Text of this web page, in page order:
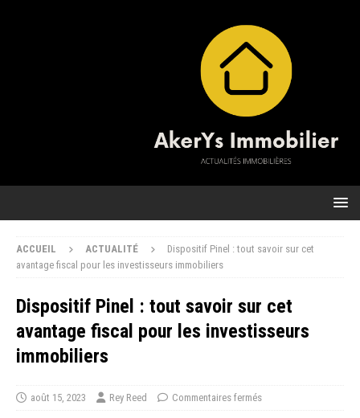
ACCUEIL ACTUALITÉ
Dispositif Pinel : tout savoir sur cet
avantage fiscal pour les investisseurs immobiliers
Dispositif Pinel : tout savoir sur cet
avantage fiscal pour les investisseurs
immobiliers
août 15, 2023 Rey Reed Commentaires fermés